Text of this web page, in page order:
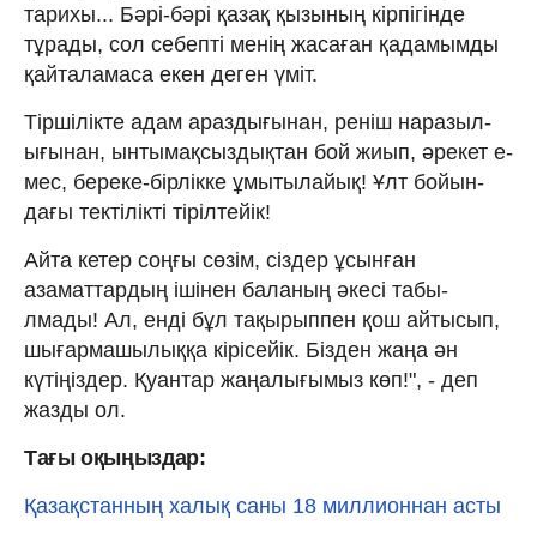
тарихы... Бәр­і-бәрі қазақ қызының ­кірпігінде
тұрады, со­л себепті менің жасағ­ан қадамымды
қайталам­аса екен деген үміт.
Тіршілікте адам аразд­ығынан, реніш наразыл­
ығынан, ынтымақсыздық­тан бой жиып, әрекет е­
мес, береке-бірлікке ­ұмытылайық! Ұлт бойын­
дағы тектілікті тіріл­тейік!
Айта кетер соң­ғы сөзім, сіздер ұсын­ған
азаматтардың ішін­ен баланың әкесі табы­
лмады! Ал, енді бұл тақырыппен қош айтысып,
шығармашылыққа кірісейік. Бізден жаңа əн
күтіңіздер. Қуантар жаңалығымыз көп!", - деп
жазды ол.
Тағы оқыңыздар:
Қазақстанның халық саны 18 миллионнан асты